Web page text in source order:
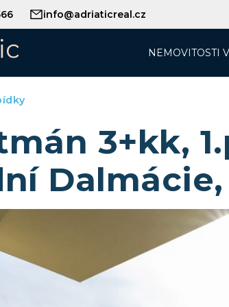
info@adriaticreal.cz
NEMOVITOSTI
3+kk,